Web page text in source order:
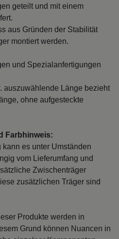
geteilt und mit einem
aus Gründen der Stabilität
montiert werden.
und Spezialanfertigungen
auszuwählende Länge bezieht
ohne aufgesteckte
Farbhinweis:
es unter Umständen
vom Lieferumfang und
Zwischenträger
zusätzlichen Träger sind
Produkte werden in
Grund können Nuancen in